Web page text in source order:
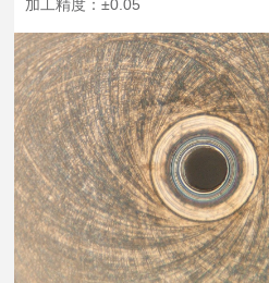
加工精度：±0.05